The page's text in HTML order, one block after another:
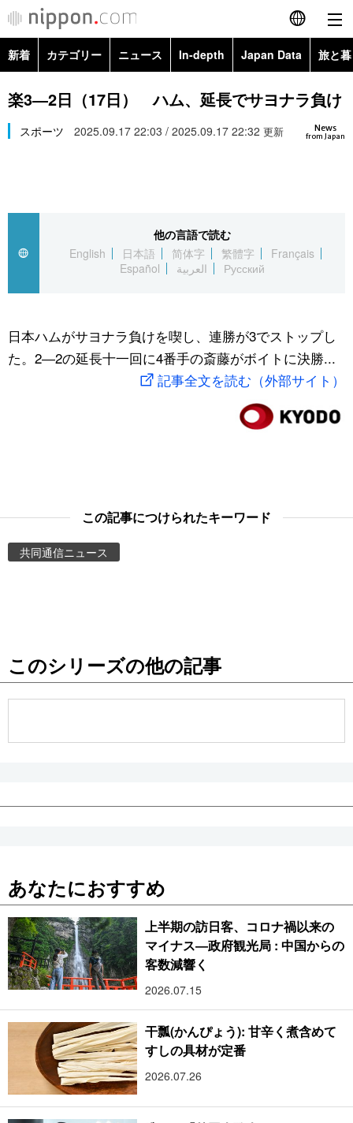
English
简体字
繁體字
العربية
社会
スポーツ・東京2020
旅と暮らし
Images
新着 カテゴリー ニュース In-depth Japan Data 旅と
政治・外交
経済・ビジネス
社会
文化
科学・技術
暮らし
Topics
Images
お知らせ
楽3―2日（17日） ハム、延長でサヨナラ負け
News
from Japan
スポーツ 2025.09.17 22:03 / 2025.09.17 22:32 更新
他の言語で読む
English
日本語 简体字 繁體字
Français
Español
العربية Русский
日本ハムがサヨナラ負けを喫し、連勝が3でストップし
た。2―2の延長十一回に4番手の斎藤がボイトに決勝...
記事全文を読む（外部サイト）
この記事につけられたキーワード
共同通信ニュース
このシリーズの他の記事
あなたにおすすめ
上半期の訪日客、コロナ禍以来の
マイナス―政府観光局 : 中国からの
客数減響く
2026.07.15
干瓢(かんぴょう): 甘辛く煮含めて
すしの具材が定番
2026.07.26